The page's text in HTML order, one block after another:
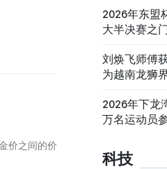
价之间的价
2026年东盟
大半决赛之
刘焕飞师傅
为越南龙狮
2026年下龙
万名运动员
科技